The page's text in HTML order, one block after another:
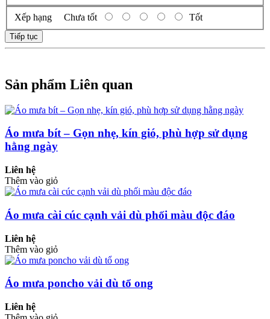
Xếp hạng Chưa tốt Tốt
Tiếp tục
Sản phẩm Liên quan
Áo mưa bít – Gọn nhẹ, kín gió, phù hợp sử dụng
hằng ngày
Liên hệ
Thêm vào giỏ
Áo mưa cài cúc cạnh vải dù phối màu độc đáo
Liên hệ
Thêm vào giỏ
Áo mưa poncho vải dù tổ ong
Liên hệ